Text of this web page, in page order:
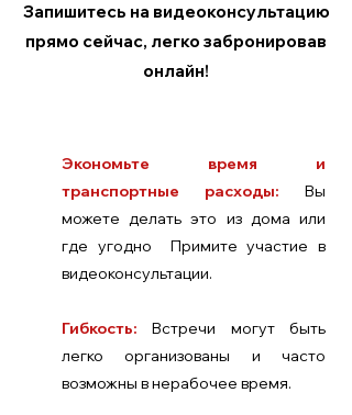
Запишитесь на видеоконсультацию
прямо сейчас, легко забронировав
онлайн!
Экономьте время и
транспортные расходы:
Вы
можете делать это из дома или
где угодно Примите участие в
видеоконсультации.
Гибкость:
Встречи могут быть
легко организованы и часто
возможны в нерабочее время.